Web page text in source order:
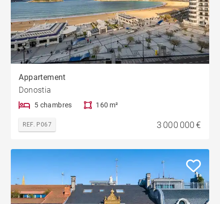
Appartement
Donostia
5 chambres 160 m²
REF. P067 3 000 000 €